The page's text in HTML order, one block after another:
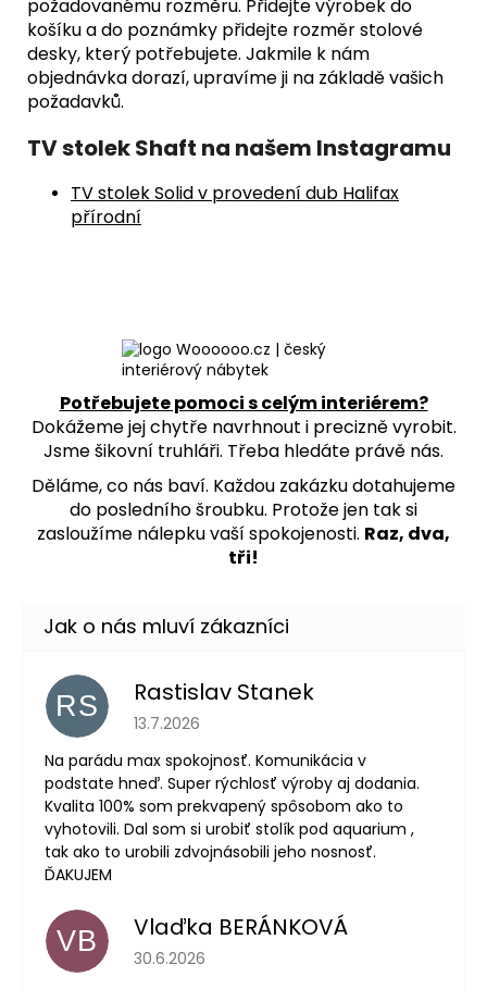
požadovanému rozměru. Přidejte výrobek do
košíku a do poznámky přidejte rozměr stolové
desky, který potřebujete. Jakmile k nám
objednávka dorazí, upravíme ji na základě vašich
požadavků.
TV stolek Shaft na našem Instagramu
TV stolek Solid v provedení dub Halifax
přírodní
Potřebujete pomoci s celým interiérem?
Dokážeme jej chytře navrhnout i precizně vyrobit.
Jsme šikovní truhláři. Třeba hledáte právě nás.
Děláme, co nás baví. Každou zakázku dotahujeme
do posledního šroubku. Protože jen tak si
zasloužíme nálepku vaší spokojenosti. Raz, dva,
tři!
RS Rastislav Stanek
Hodnocení obchodu je 5 z 5 hvězdiček.
13.7.2026
Na parádu max spokojnosť. Komunikácia v
podstate hneď. Super rýchlosť výroby aj dodania.
Kvalita 100% som prekvapený spôsobom ako to
vyhotovili. Dal som si urobiť stolík pod aquarium ,
tak ako to urobili zdvojnásobili jeho nosnosť.
ĎAKUJEM
VB Vlaďka BERÁNKOVÁ
Hodnocení obchodu je 5 z 5 hvězdiček.
30.6.2026